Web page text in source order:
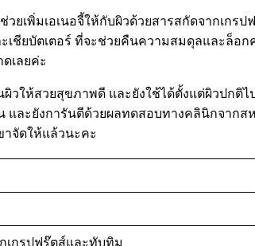
เพิ่มเอเนอจี้ให้กับผิวด้วยสารสกัดจากเกรป
เชียบัตเตอร์ ที่จะช่วยคืนความสมดุลและล็อ
เลยค่ะ
ให้สวยสุขภาพดี และยังใช้ได้ตั้งแต่ผิวปกติไ
และยังการันตีด้วยผลทดสอบทางคลินิกจากส
าจัดให้แล้วนะคะ
เกรปฟรุ๊ตส์และทับทิม